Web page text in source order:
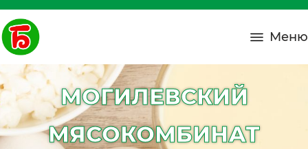
Меню
МОГИЛЕВСКИЙ
МЯСОКОМБИНАТ